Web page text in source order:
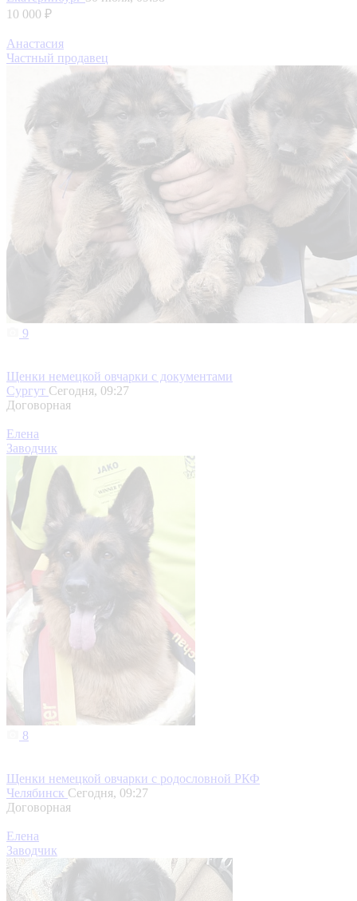
10 000 ₽
Анастасия
Частный продавец
9
Щенки немецкой овчарки с документами
Сургут Сегодня, 09:27
Договорная
Елена
Заводчик
8
Щенки немецкой овчарки с родословной РКФ
Челябинск Сегодня, 09:27
Договорная
Елена
Заводчик